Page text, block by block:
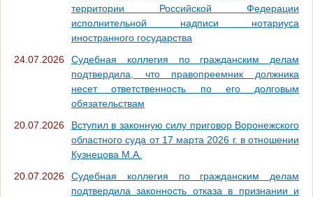
территории Российской Федерации
исполнительной надписи нотариуса
иностранного государства
24.07.2026
Судебная коллегия по гражданским делам
подтвердила, что правопреемник должника
несет ответственность по его долговым
обязательствам
20.07.2026
Вступил в законную силу приговор Воронежского
областного суда от 17 марта 2026 г. в отношении
Кузнецова М.А.
20.07.2026
Судебная коллегия по гражданским делам
подтвердила законность отказа в признании и